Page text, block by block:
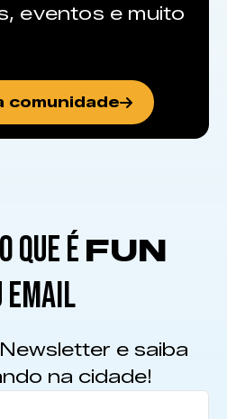
eventos e muito
comunidade
QUE É FUN
EMAIL
e saiba
na cidade!